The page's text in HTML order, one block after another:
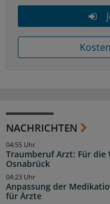
NACHRICHTEN
Traumberuf Arzt: Für die
Osnabrück
04:55 Uhr
Anpassung der
für Ärzte
04:23 Uhr